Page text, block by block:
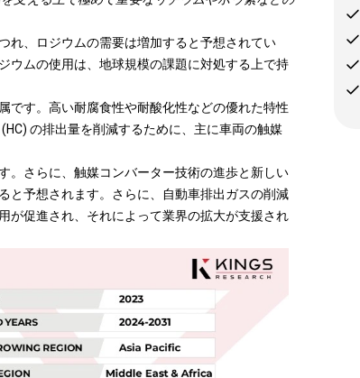
れ、ロジウムの需要は増加すると予想されてい
ウムの使用は、地球規模の課題に対処する上で持
です。高い耐腐食性や耐酸化性などの優れた特性
の排出量を削減するために、主に車両の触媒
。さらに、触媒コンバーター技術の進歩と新しい
と予想されます。 さらに、自動車排出ガスの削減
が促進され、それによって業界の拡大が支援され